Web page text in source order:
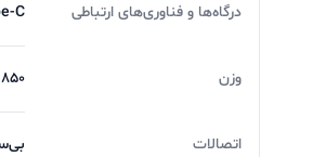
درگاه‌ها و فناوری‌های ارتباطی C
وزن ۸۵۰ گرم
اتصالات